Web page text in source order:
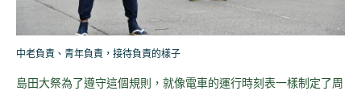
中老負責、青年負責，接待負責的樣子
島田大祭為了遵守這個規則，就像電車的運行時刻表一樣制定了周